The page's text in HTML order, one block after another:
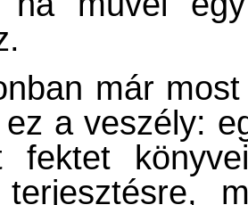
már
a veszély:
fektet
terjesztésre,